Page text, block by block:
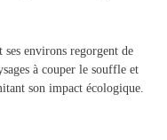
environs regorgent de
à couper le souffle et
son impact écologique.